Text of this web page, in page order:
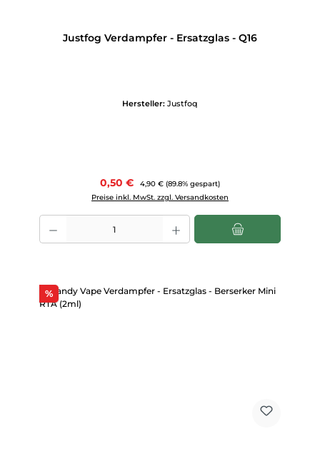
Justfog Verdampfer - Ersatzglas - Q16
Hersteller: Justfoq
Verkaufspreis:
0,50 € Regulärer Preis:
4,90 € (89.8% gespart)
Preise inkl. MwSt. zzgl. Versandkosten
Produkt Anzahl: Gib den gewünschten Wert ein oder benutze die
%Rabatt